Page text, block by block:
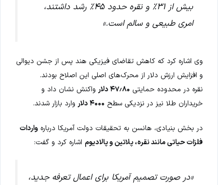
بیش از ۳۱٪ و نقره حدود ۴۵٪ رشد داشتند،
امری طبیعی و سالم است.»
وی اشاره کرد که کاهش تقاضای فیزیکی هند پس از جشن دیوالی
و افزایش ارزش دلار از محرک‌های اصلی این اصلاح بودند.
نقره در محدوده حمایتی ۴۷٫۸۰ دلار
واکنش نشان داد و
خریداران طلا نیز در نزدیکی سطح ۴۰۰۰ دلار وارد بازار شدند.
در بخش بنیادی، هانسن به تحقیقات دولت آمریکا درباره واردات
فلزات حیاتی مانند نقره، پلاتین و پالادیوم اشاره کرد و گفت:
«در صورت تصمیم آمریکا برای اعمال تعرفه جدید،